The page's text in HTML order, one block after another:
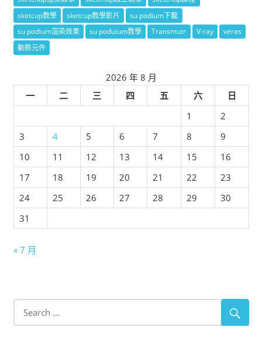
sketcup教學
sketcup教學影片
su podium下載
su podium渲染效果
su poduium教學 Transmutr V-ray
veras
動態元件
2026 年 8 月
一
二 三 四 五 六
日
1
2
3
4 5 6 7 8
9
10
11 12 13 14 15
16
17
18 19 20 21 22
23
24
25 26 27 28 29
30
31
« 7 月